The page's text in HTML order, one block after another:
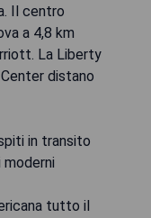
Il centro
a 4,8 km
La Liberty
distano
in transito
tutto il